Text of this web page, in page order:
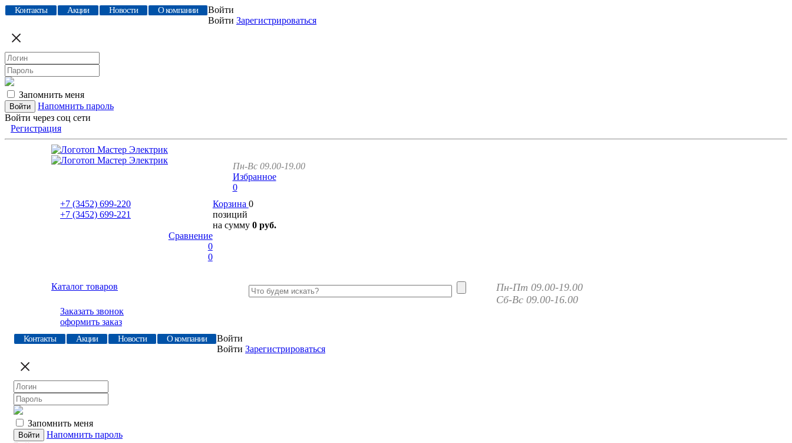
Контакты Акции Новости О компании
Войти
Войти Зарегистрироваться
Запомнить меня
Напомнить пароль
Войти через соц сети
Регистрация
Пн-Вс 09.00-19.00
Избранное
0
+7 (3452) 699-220
+7 (3452) 699-221
Корзина 0
позиций
на сумму 0 руб.
Сравнение
0
0
Каталог товаров
Пн-Пт 09.00-19.00
Сб-Вс 09.00-16.00
Заказать звонок
оформить заказ
Контакты Акции Новости О компании
Войти
Войти Зарегистрироваться
Запомнить меня
Напомнить пароль